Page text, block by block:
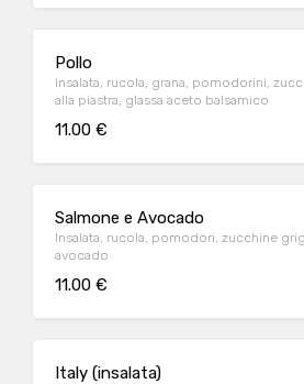
Pollo
Insalata, rucola, grana, pomodorini,
alla piastra, glassa aceto balsamico
11.00 €
Salmone e Avocado
Insalata, rucola, pomodori, zucchine
avocado
11.00 €
Italy (insalata)